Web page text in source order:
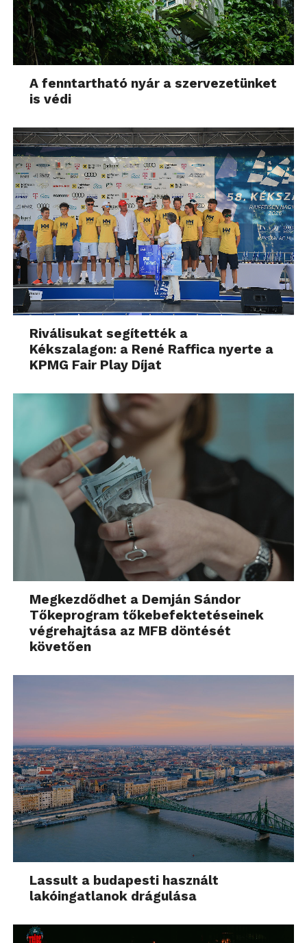
A fenntartható nyár a szervezetünket
is védi
Riválisukat segítették a
Kékszalagon: a René Raffica nyerte a
KPMG Fair Play Díjat
Megkezdődhet a Demján Sándor
Tőkeprogram tőkebefektetéseinek
végrehajtása az MFB döntését
követően
Lassult a budapesti használt
lakóingatlanok drágulása